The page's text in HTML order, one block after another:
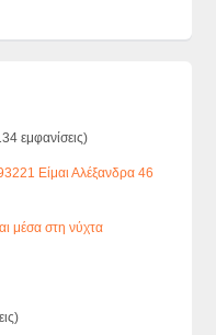
εμφανίσεις)
Είμαι Αλέξανδρα 46
μέσα στη νύχτα